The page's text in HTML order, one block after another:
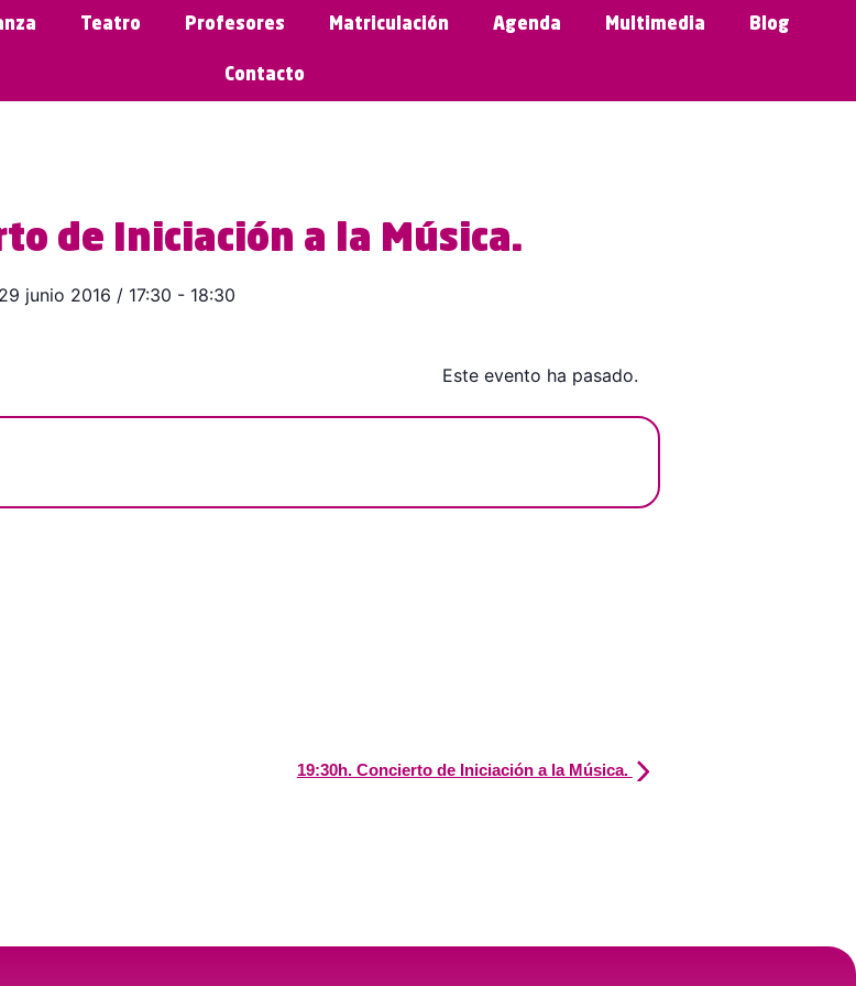
Teatro Profesores Matriculación Agenda Multimedia Blog
Contacto
de Iniciación a la Música.
29 junio 2016 / 17:30 - 18:30
Este evento ha pasado.
19:30h. Concierto de Iniciación a la Música.